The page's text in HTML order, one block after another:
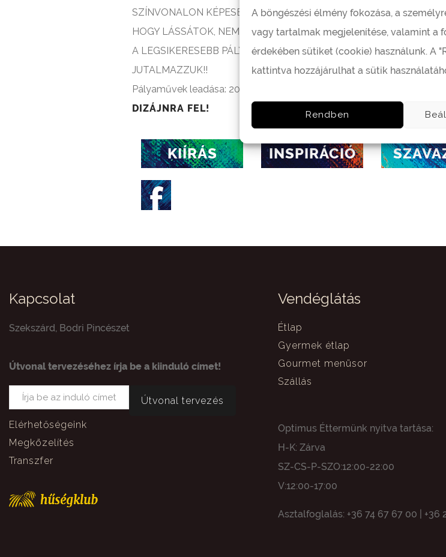
A böngészési élmény fokozása, a
vagy tartalmak megjelenítése, valamint a
érdekében sütiket (cookie) használunk. A
kattintva hozzájárulhat a sütik
Rendben
SZÍNVONALON KÉPESEK PAPÍRRA VETNI.
HOGY LÁSSÁTOK, NEM GONDOLKODUNK KICSIBEN, FŐDÍJKÉNT
A LEGSIKERESEBB PÁLYÁZÓKAT SZEKSZÁRDI HÉTVÉGÉKKEL ÉS
JUTALMAZZUK!!
Pályaművek leadása: 2019. április 15. – május 31. között.
DIZÁJNRA FEL!
KIÍRÁS INSPIRÁCIÓ
Kapcsolat
Szekszárd, Bodri Pincészet
Útvonal tervezéséhez írja be a kiinduló címet!
Elérhetőségeink
Megközelítés
Transzfer
Vendéglátás
Étlap
Gyermek étlap
Gourmet menüsor
Szállás
Optimus Éttermünk nyitva tartása:
H-K: Zárva
SZ-CS-P-SZO:12:00-22:00
V:12:00-17:00
Asztalfoglalás: +36 74 67 67 00 | +36